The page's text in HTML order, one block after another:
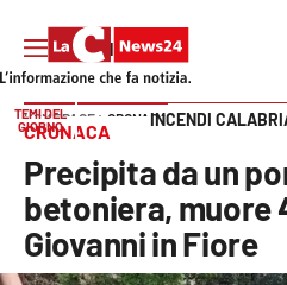
SEZIONI
Cronaca
Vai
TEMI DEL
GIORNO
INCENDI
HOME PAGE CRONACA
CRONACA
Precipita da un
betoniera, muore
Giovanni in Fiore